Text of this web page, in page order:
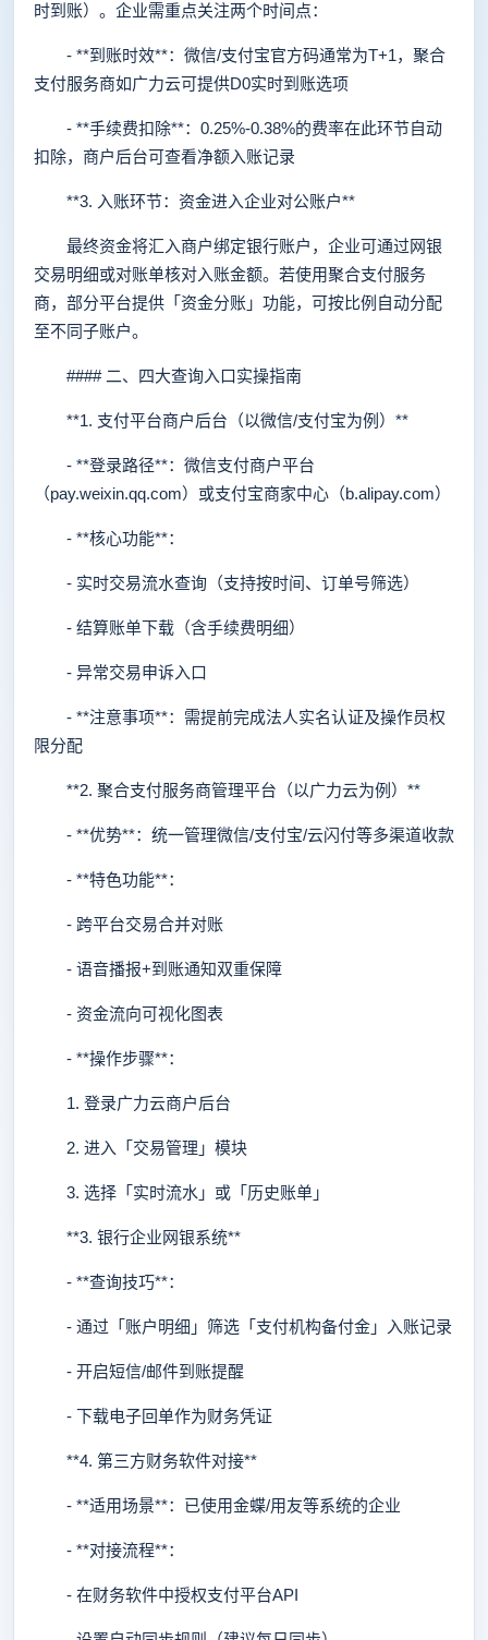
时到账）。企业需重点关注两个时间点：
- **到账时效**：微信/支付宝官方码通常为T+1，聚合
支付服务商如广力云可提供D0实时到账选项
- **手续费扣除**：0.25%-0.38%的费率在此环节自动
扣除，商户后台可查看净额入账记录
**3. 入账环节：资金进入企业对公账户**
最终资金将汇入商户绑定银行账户，企业可通过网银
交易明细或对账单核对入账金额。若使用聚合支付服务
商，部分平台提供「资金分账」功能，可按比例自动分配
至不同子账户。
#### 二、四大查询入口实操指南
**1. 支付平台商户后台（以微信/支付宝为例）**
- **登录路径**：微信支付商户平台
（pay.weixin.qq.com）或支付宝商家中心（b.alipay.com）
- **核心功能**：
- 实时交易流水查询（支持按时间、订单号筛选）
- 结算账单下载（含手续费明细）
- 异常交易申诉入口
- **注意事项**：需提前完成法人实名认证及操作员权
限分配
**2. 聚合支付服务商管理平台（以广力云为例）**
- **优势**：统一管理微信/支付宝/云闪付等多渠道收款
- **特色功能**：
- 跨平台交易合并对账
- 语音播报+到账通知双重保障
- 资金流向可视化图表
- **操作步骤**：
1. 登录广力云商户后台
2. 进入「交易管理」模块
3. 选择「实时流水」或「历史账单」
**3. 银行企业网银系统**
- **查询技巧**：
- 通过「账户明细」筛选「支付机构备付金」入账记录
- 开启短信/邮件到账提醒
- 下载电子回单作为财务凭证
**4. 第三方财务软件对接**
- **适用场景**：已使用金蝶/用友等系统的企业
- **对接流程**：
- 在财务软件中授权支付平台API